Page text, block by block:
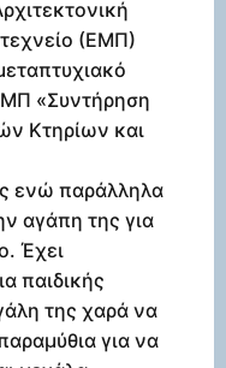
(ΕΜΠ)
«Συντήρηση
Κτηρίων και
ενώ παράλληλα
αγάπη της για
Έχει
παιδικής
της χαρά να
για να